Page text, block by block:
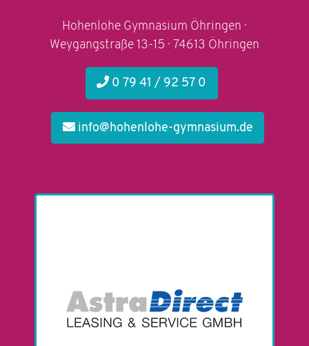
Hohenlohe Gymnasium Öhringen ·
Weygangstraße 13-15 · 74613 Öhringen
0 79 41 / 92 57 0
info@hohenlohe-gymnasium.de